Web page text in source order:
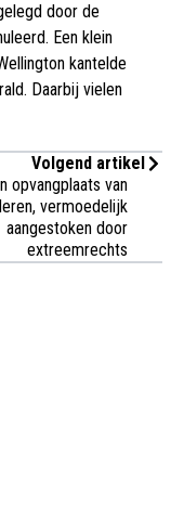
door de
Een klein
kantelde
Daarbij vielen
Volgend artikel
opvangplaats van
vermoedelijk
aangestoken door
extreemrechts